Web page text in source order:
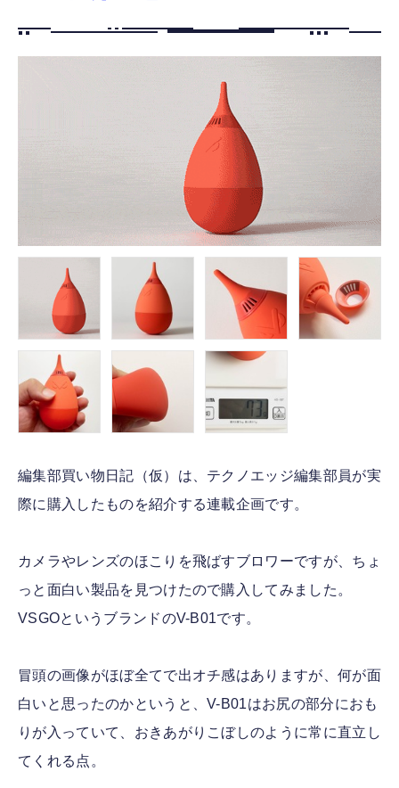
FOLLOW US
編集部買い物日記（仮）は、テクノエッジ編集部員が実
際に購入したものを紹介する連載企画です。
カメラやレンズのほこりを飛ばすブロワーですが、ちょ
っと面白い製品を見つけたので購入してみました。
VSGOというブランドのV-B01です。
冒頭の画像がほぼ全てで出オチ感はありますが、何が面
白いと思ったのかというと、V-B01はお尻の部分におも
りが入っていて、おきあがりこぼしのように常に直立し
てくれる点。